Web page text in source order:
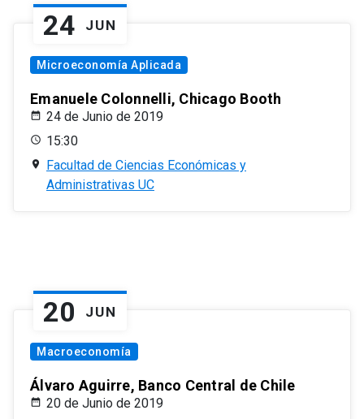
24 JUN
Microeconomía Aplicada
Emanuele Colonnelli, Chicago Booth
24 de Junio de 2019
15:30
Facultad de Ciencias Económicas y
Administrativas UC
20 JUN
Macroeconomía
Álvaro Aguirre, Banco Central de Chile
20 de Junio de 2019